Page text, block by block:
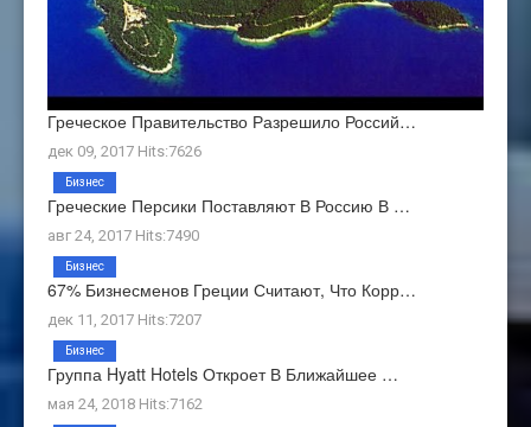
Греческое Правительство Разрешило Россий…
дек 09, 2017 Hits:7626
Греческие Персики Поставляют В Россию В …
авг 24, 2017 Hits:7490
Бизнес
67% Бизнесменов Греции Считают, Что Корр…
дек 11, 2017 Hits:7207
Бизнес
Группа Hyatt Hotels Откроет В Ближайшее …
мая 24, 2018 Hits:7162
Бизнес